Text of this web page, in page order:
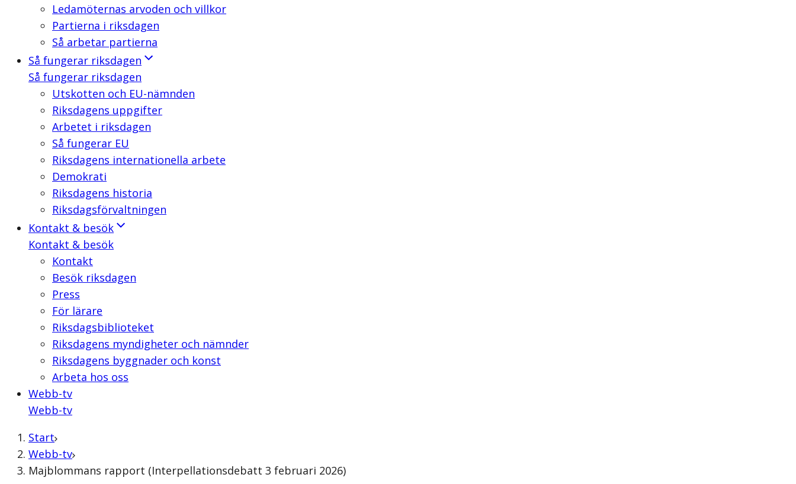
Ledamöternas arvoden och villkor
Partierna i riksdagen
Så arbetar partierna
Så fungerar riksdagen
Så fungerar riksdagen
Utskotten och EU-nämnden
Riksdagens uppgifter
Arbetet i riksdagen
Så fungerar EU
Riksdagens internationella arbete
Demokrati
Riksdagens historia
Riksdagsförvaltningen
Kontakt & besök
Kontakt & besök
Kontakt
Besök riksdagen
Press
För lärare
Riksdagsbiblioteket
Riksdagens myndigheter och nämnder
Riksdagens byggnader och konst
Arbeta hos oss
Webb-tv
Webb-tv
Start
Webb-tv
Majblommans rapport (Interpellationsdebatt 3 februari 2026)